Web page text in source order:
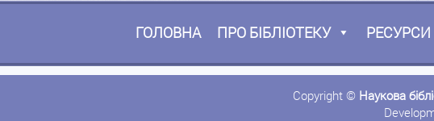
ГОЛОВНА ПРО БІБЛІОТЕКУ РЕСУРСИ
Copyright © Наукова